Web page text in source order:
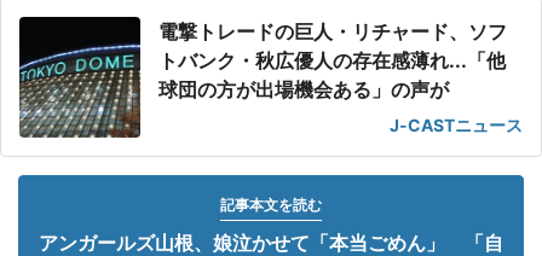
電撃トレードの巨人・リチャード、ソフ
トバンク・秋広優人の存在感薄れ...「他
球団の方が出場機会ある」の声が
J-CASTニュース
記事本文を読む
アンガールズ山根、娘泣かせて「本当ごめん」 「自